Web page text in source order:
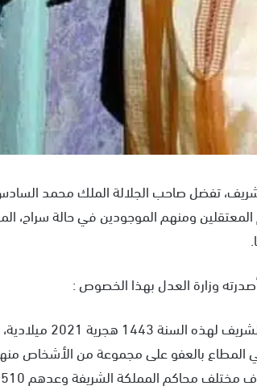
تفضل صاحب الجلالة الملك محمد
ومنهم الموجودين في حالة
وزارة العدل بهذا الخصوص :
“بمناسبة عيد
المطاع بالعفو على مجموعة من الأشخاص
المملكة الشريفة وعدهم 510 شخصا وهم كالآتي :